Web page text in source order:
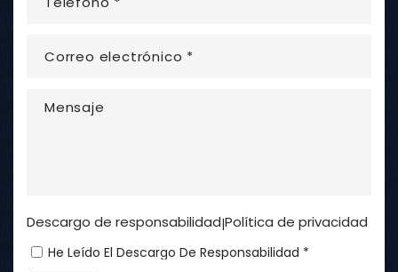
Descargo de responsabilidad|Política de privacidad
He Leído El Descargo De Responsabilidad *